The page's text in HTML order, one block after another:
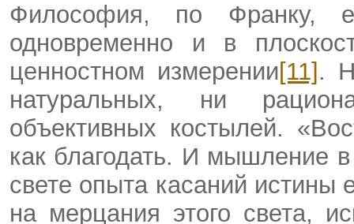
Философия, по Франку,
одновременно и в
ценностном измерении[11] .
натуральных, ни
объективных костылей.
как благодать. И мышление
свете опыта касаний истины
на мерцания этого света,